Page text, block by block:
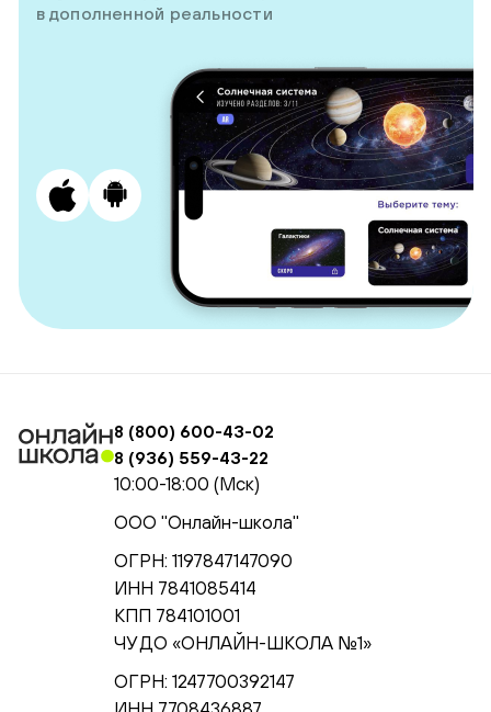
в дополненной реальности
8 (800) 600-43-02
8 (936) 559-43-22
10:00-18:00 (Мск)
ООО "Онлайн-школа"
ОГРН: 1197847147090
ИНН 7841085414
КПП 784101001
ЧУ ДО «ОНЛАЙН-ШКОЛА №1»
ОГРН: 1247700392147